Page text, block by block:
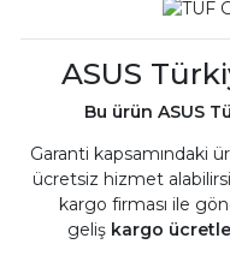
ASUS
Bu ürün ASUS
Garanti kapsamındaki
ücretsiz hizmet
kargo firması ile
geliş kargo